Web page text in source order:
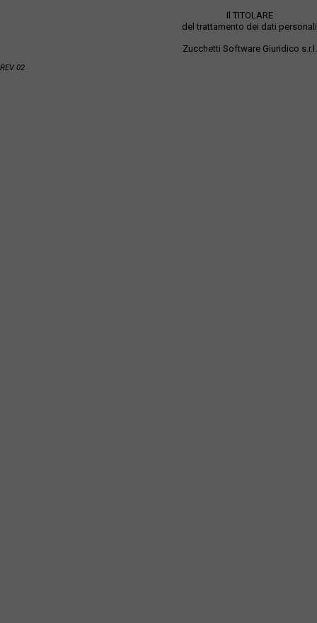
Il TITOLARE
del trattamento dei dati personali
Zucchetti Software Giuridico s.r.l.
REV 02